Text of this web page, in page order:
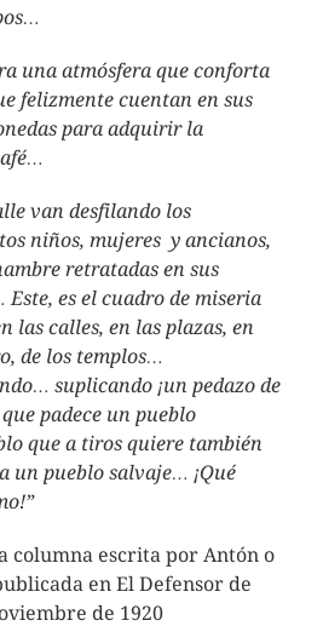
una atmósfera que conforta
felizmente cuentan en sus
para adquirir la
van desfilando los
niños, mujeres y ancianos,
retratadas en sus
es el cuadro de miseria
las calles, en las plazas, en
de los templos…
suplicando ¡un pedazo de
padece un pueblo
que a tiros quiere también
un pueblo salvaje… ¡Qué
columna escrita por Antón o
en El Defensor de
de 1920